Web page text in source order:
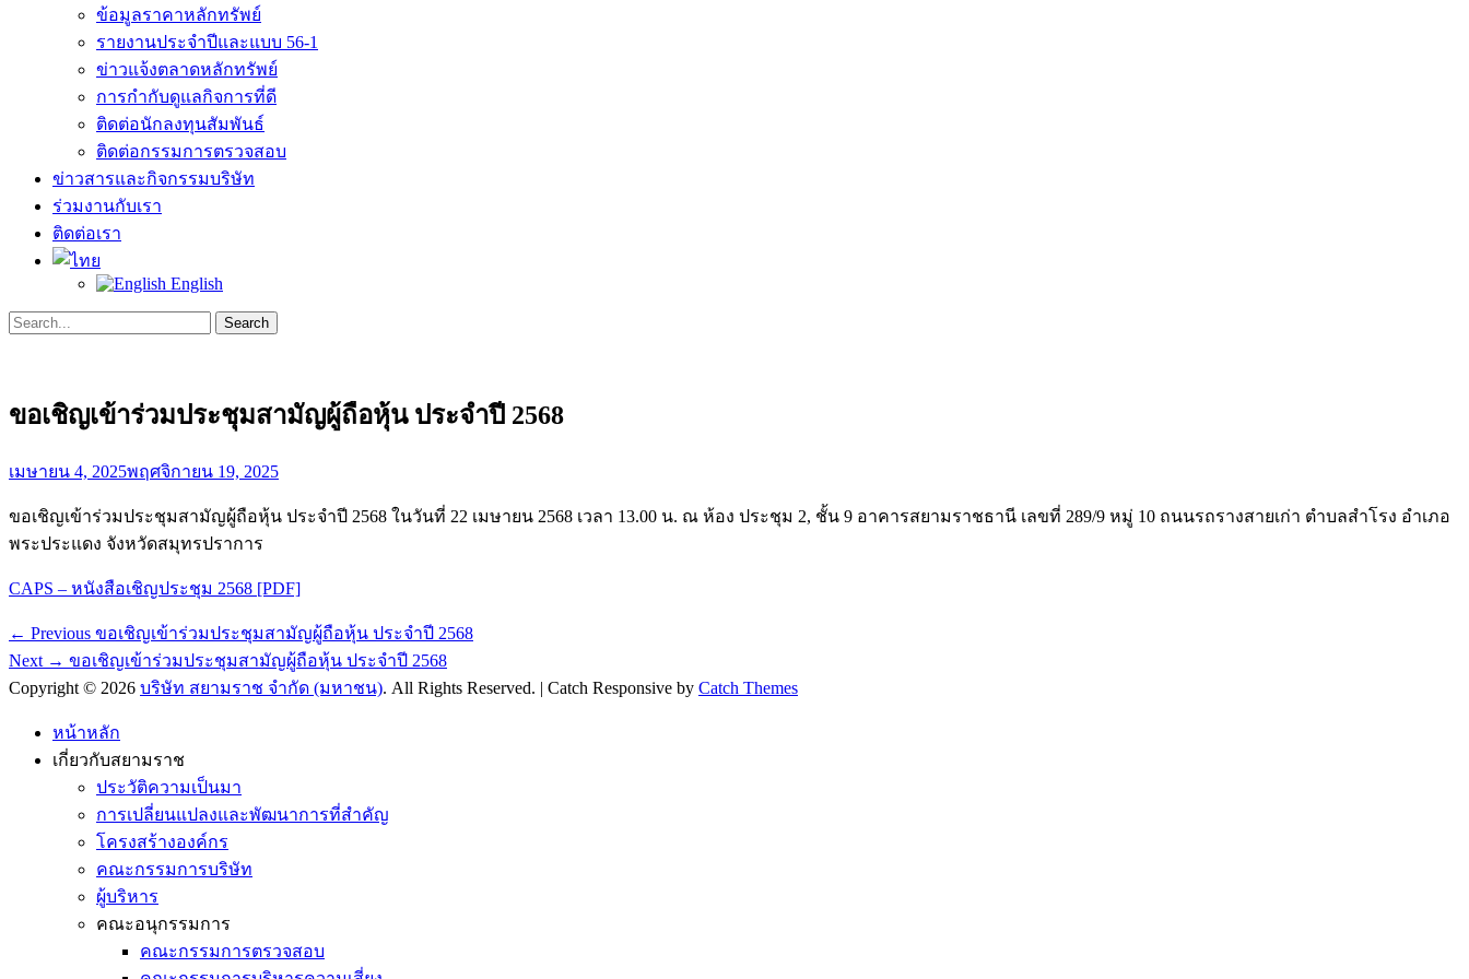
ข้อมูลราคาหลักทรัพย์
รายงานประจำปีและแบบ 56-1
ข่าวแจ้งตลาดหลักทรัพย์
การกำกับดูแลกิจการที่ดี
ติดต่อนักลงทุนสัมพันธ์
ติดต่อกรรมการตรวจสอบ
ข่าวสารและกิจกรรมบริษัท
ร่วมงานกับเรา
ติดต่อเรา
English
Search
Search
for:
ขอเชิญเข้าร่วมประชุมสามัญผู้ถือหุ้น ประจำปี 2568
Posted
on
เมษายน 4, 2025พฤศจิกายน 19, 2025
ขอเชิญเข้าร่วมประชุมสามัญผู้ถือหุ้น ประจำปี 2568 ในวันที่ 22 เมษายน 2568 เวลา 13.00 น. ณ ห้อง ประชุม 2, ชั้น 9 อาคารสยามราชธานี เลขที่ 289/9 หมู่ 10 ถนนรถรางสายเก่า ตำบลสำโรง อำเภอ
พระประแดง จังหวัดสมุทรปราการ
CAPS – หนังสือเชิญประชุม 2568 [PDF]
Post
navigation
← Previous Previous
post:
ขอเชิญเข้าร่วมประชุมสามัญผู้ถือหุ้น ประจำปี 2568
Next → Next
post:
ขอเชิญเข้าร่วมประชุมสามัญผู้ถือหุ้น ประจำปี 2568
Copyright © 2026 บริษัท สยามราช จำกัด (มหาชน). All Rights Reserved. | Catch Responsive by Catch Themes
หน้าหลัก
เกี่ยวกับสยามราช
ประวัติความเป็นมา
การเปลี่ยนแปลงและพัฒนาการที่สำคัญ
โครงสร้างองค์กร
คณะกรรมการบริษัท
ผู้บริหาร
คณะอนุกรรมการ
คณะกรรมการตรวจสอบ